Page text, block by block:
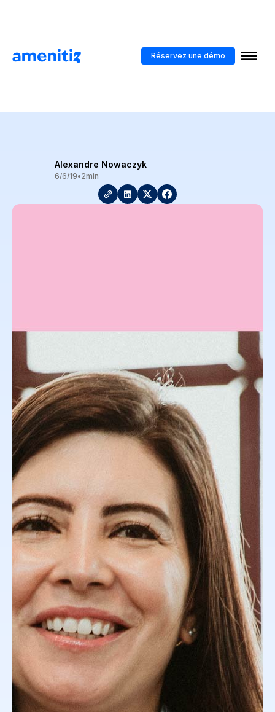
Réservez une démo
Bannir l'utilisation du
Alexandre Nowaczyk
6/6/19•2min